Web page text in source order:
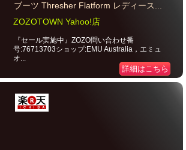
ブーツ Thresher Flatform レディース...
ZOZOTOWN Yahoo!店
『セール実施中』ZOZO問い合わせ番
号:76713703ショップ:EMU Australia，エミュ
オ...
詳細はこちら